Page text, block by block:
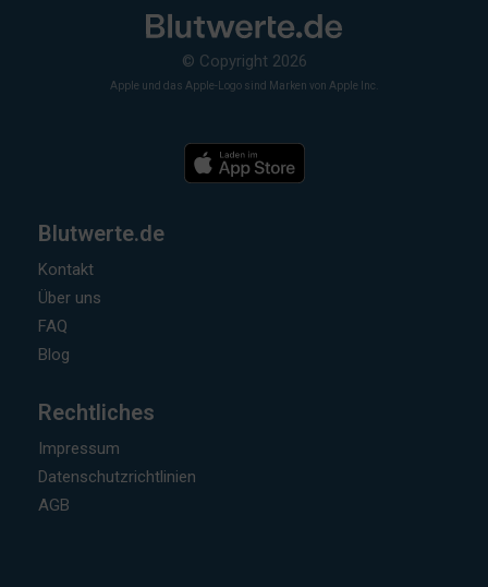
© Copyright 2026
Apple und das Apple-Logo sind Marken von Apple Inc.
Blutwerte.de
Kontakt
Über uns
FAQ
Blog
Rechtliches
Impressum
Datenschutzrichtlinien
AGB